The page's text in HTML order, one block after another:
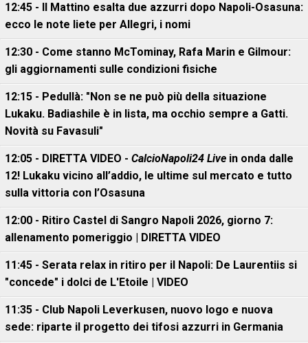
12:45 - Il Mattino esalta due azzurri dopo Napoli-Osasuna:
ecco le note liete per Allegri, i nomi
12:30 - Come stanno McTominay, Rafa Marin e Gilmour:
gli aggiornamenti sulle condizioni fisiche
12:15 - Pedullà: "Non se ne può più della situazione
Lukaku. Badiashile è in lista, ma occhio sempre a Gatti.
Novità su Favasuli"
12:05 - DIRETTA VIDEO - CalcioNapoli24 Live in onda dalle
12! Lukaku vicino all’addio, le ultime sul mercato e tutto
sulla vittoria con l’Osasuna
12:00 - Ritiro Castel di Sangro Napoli 2026, giorno 7:
allenamento pomeriggio | DIRETTA VIDEO
11:45 - Serata relax in ritiro per il Napoli: De Laurentiis si
"concede" i dolci de L'Etoile | VIDEO
11:35 - Club Napoli Leverkusen, nuovo logo e nuova
sede: riparte il progetto dei tifosi azzurri in Germania